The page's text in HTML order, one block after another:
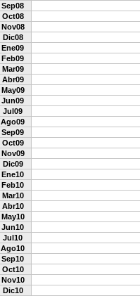
Sep08
Oct08
Nov08
Dic08
Ene09
Feb09
Mar09
Abr09
May09
Jun09
Jul09
Ago09
Sep09
Oct09
Nov09
Dic09
Ene10
Feb10
Mar10
Abr10
May10
Jun10
Jul10
Ago10
Sep10
Oct10
Nov10
Dic10